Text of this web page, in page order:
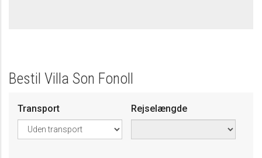
Bestil Villa Son Fonoll
Transport Rejselængde